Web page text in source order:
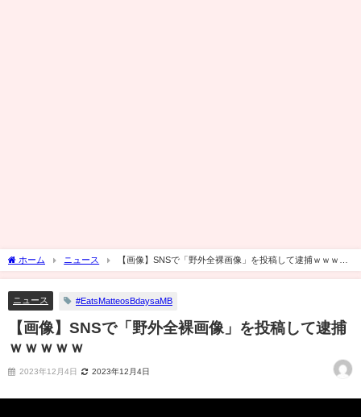
ホーム ニュース
【画像】SNSで「野外全裸画像」を投稿して逮捕ｗｗｗｗ
ｗ
ニュース #EatsMatteosBdaysaMB
【画像】SNSで「野外全裸画像」を投稿して逮捕
ｗｗｗｗｗ
2023年12月4日 2023年12月4日